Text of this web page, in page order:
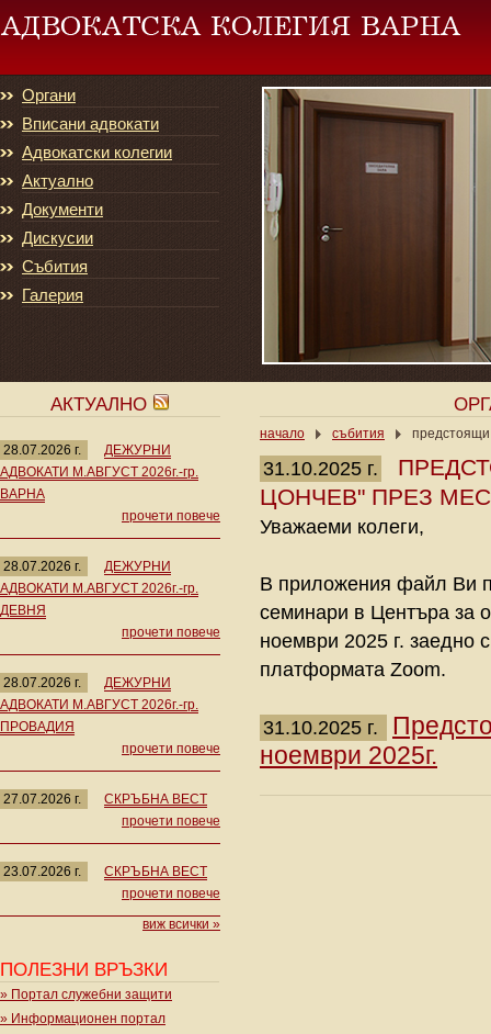
Органи
Вписани адвокати
Адвокатски колегии
Актуално
Документи
Дискусии
Събития
Галерия
АКТУАЛНО
28.07.2026 г.
ДЕЖУРНИ
АДВОКАТИ М.АВГУСТ 2026г.-гр.
ВАРНА
прочети повече
28.07.2026 г.
ДЕЖУРНИ
АДВОКАТИ М.АВГУСТ 2026г.-гр.
ДЕВНЯ
прочети повече
28.07.2026 г.
ДЕЖУРНИ
АДВОКАТИ М.АВГУСТ 2026г.-гр.
ПРОВАДИЯ
прочети повече
27.07.2026 г.
СКРЪБНА ВЕСТ
прочети повече
23.07.2026 г.
СКРЪБНА ВЕСТ
прочети повече
виж всички »
ПОЛЕЗНИ ВРЪЗКИ
» Портал служебни защити
» Информационен портал
начало събития предстоящи
31.10.2025 г.
ЦОНЧЕВ" ПРЕЗ
Уважаеми колеги,
В приложения файл Ви
семинари в Центъра за
ноември 2025 г. заедно
платформата Zoom.
31.10.2025 г.
ноември 2025г.